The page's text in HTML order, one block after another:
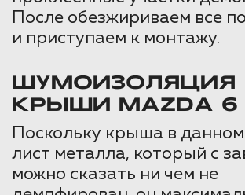
После обезжириваем все
и приступаем к монтажу.
ШУМОИЗОЛЯЦИЯ
КРЫШИ MAZDA 6
Поскольку крыша в данном
лист металла, который с
можно сказать ни чем не